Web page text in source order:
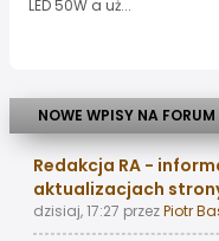
LED 50W a uż...
NOWE WPISY NA FORUM
Redakcja RA -
aktualizacjach
dzisiaj, 17:27 przezPiotr